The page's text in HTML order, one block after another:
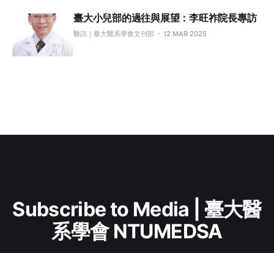
臺大小兒部的過往與展望：李旺祚院長專訪
醫訊｜臺大醫系學會文刊部 12 MAR 2025
Subscribe to Media | 臺大醫
系學會 NTUMEDSA